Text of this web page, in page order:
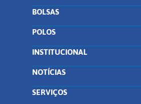
BOLSAS
POLOS
INSTITUCIONAL
NOTÍCIAS
SERVIÇOS